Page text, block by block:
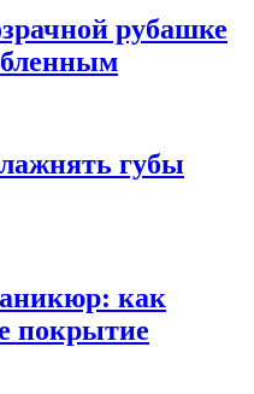
рубашке
губы
как
покрытие